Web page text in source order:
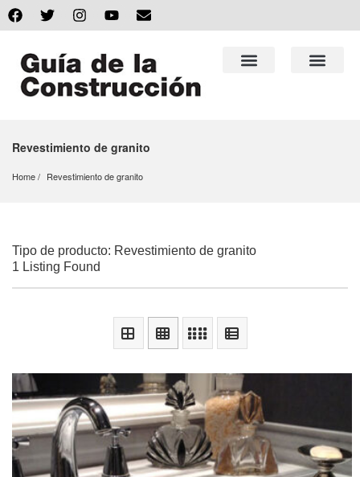
Revestimiento de granito
Home Revestimiento de granito
Tipo de producto: Revestimiento de granito
1 Listing Found